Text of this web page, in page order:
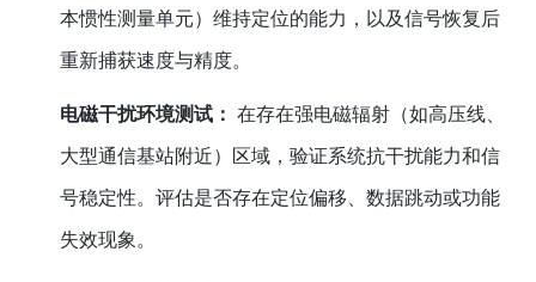
本惯性测量单元）维持定位的能力，以及信号恢复后
重新捕获速度与精度。
电磁干扰环境测试： 在存在强电磁辐射（如高压线、
大型通信基站附近）区域，验证系统抗干扰能力和信
号稳定性。评估是否存在定位偏移、数据跳动或功能
失效现象。